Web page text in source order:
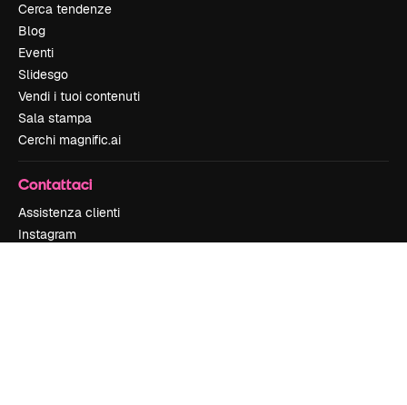
Cerca tendenze
Blog
Eventi
Slidesgo
Vendi i tuoi contenuti
Sala stampa
Cerchi magnific.ai
Contattaci
Assistenza clienti
Instagram